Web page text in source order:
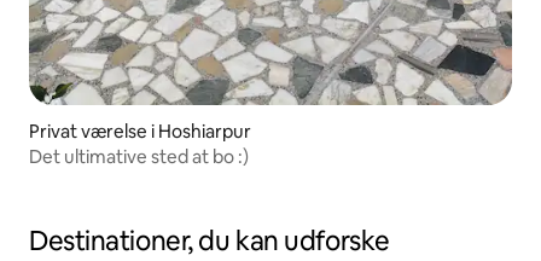
Privat værelse i Hoshiarpur
Det ultimative sted at bo :)
Destinationer, du kan udforske